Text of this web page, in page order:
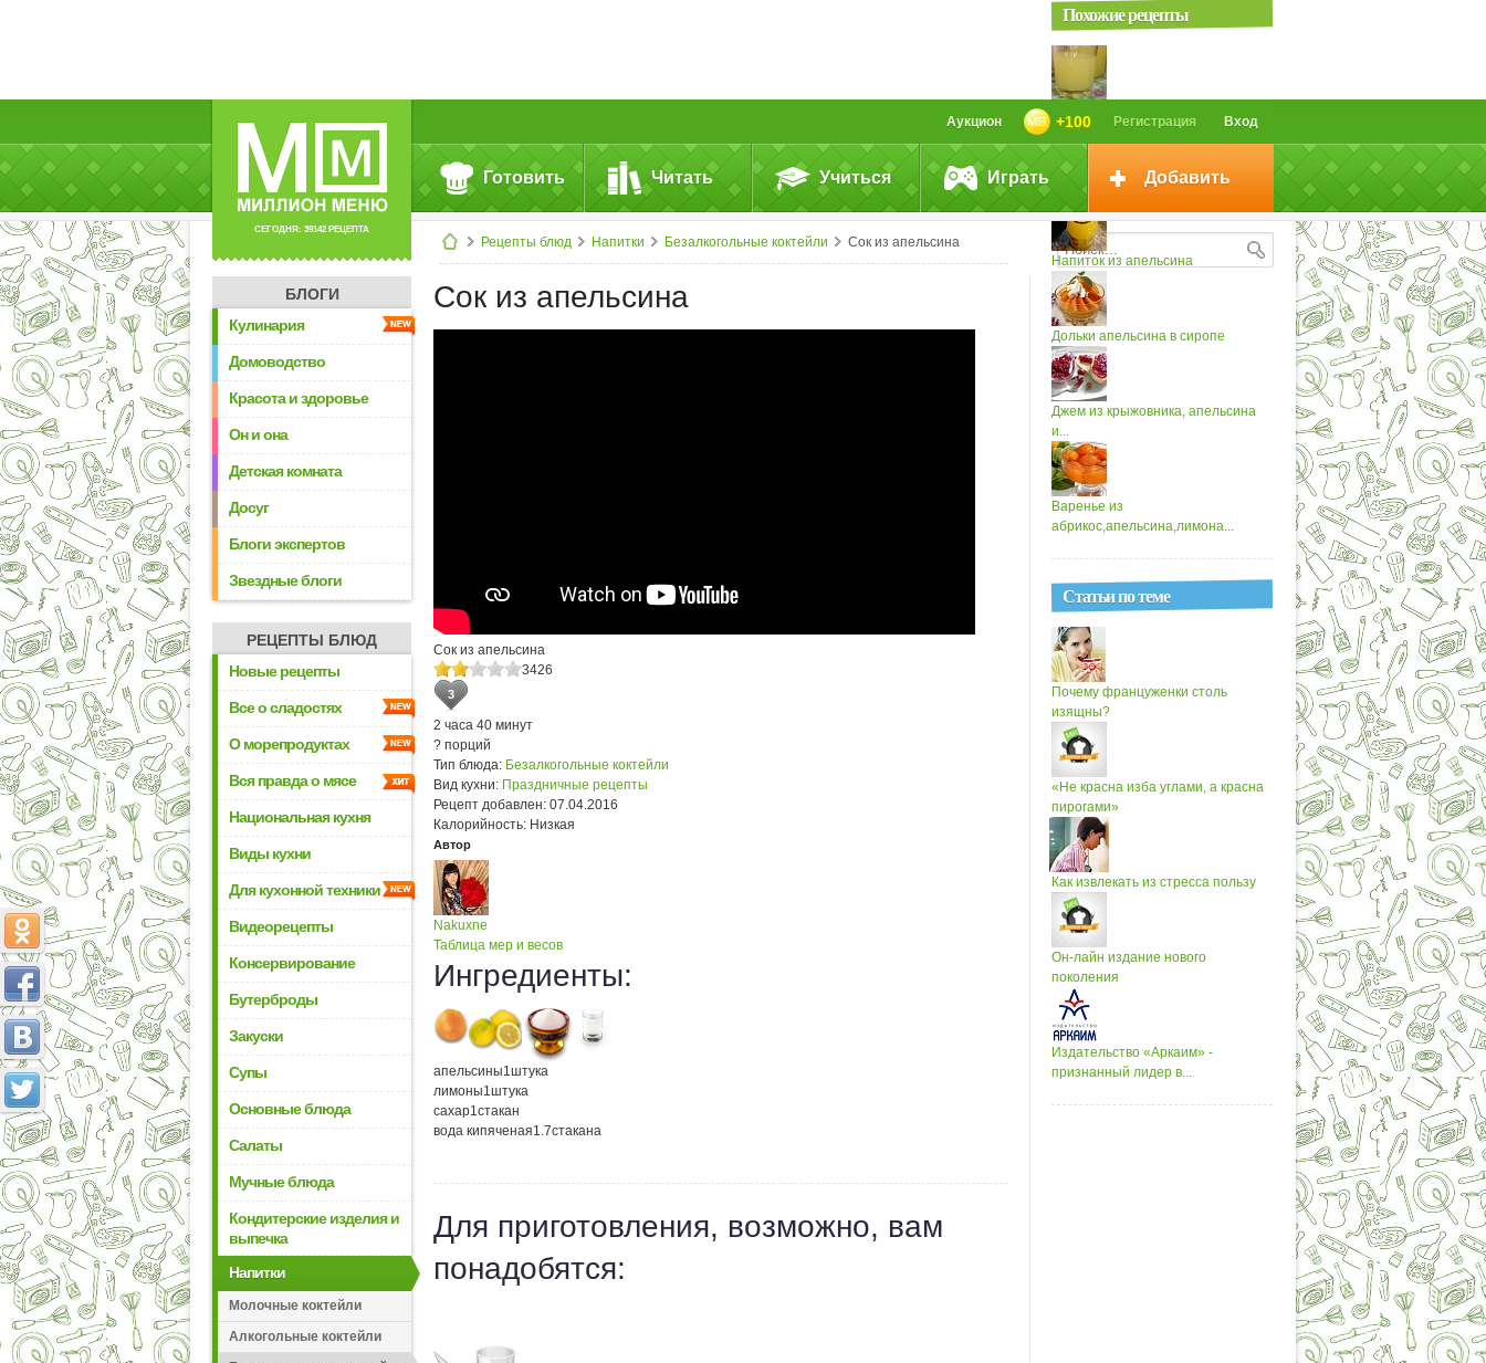
СЕГОДНЯ: 39142 РЕЦЕПТА
Вход
Регистрация
+100
Аукцион
Готовить Читать Учиться Играть Добавить
Рецепты блюд Напитки Безалкогольные коктейли Сок из апельсина
БЛОГИ
Кулинария
Домоводство
Красота и здоровье
Он и она
Детская комната
Досуг
Блоги экспертов
Звездные блоги
РЕЦЕПТЫ БЛЮД
Новые рецепты
Все о сладостях
О морепродуктах
Вся правда о мясе
Национальная кухня
Виды кухни
Для кухонной техники
Видеорецепты
Консервирование
Бутерброды
Закуски
Супы
Основные блюда
Салаты
Мучные блюда
Кондитерские изделия и
выпечка
Напитки
Молочные коктейли
Алкогольные коктейли
Сок из апельсина
Сок из апельсина
3426
3
2 часа 40 минут
? порций
Тип блюда: Безалкогольные коктейли
Вид кухни: Праздничные рецепты
Рецепт добавлен: 07.04.2016
Калорийность: Низкая
Автор
Nakuxne
Таблица мер и весов
Ингредиенты:
апельсины1штука
лимоны1штука
сахар1стакан
вода кипяченая1.7стакана
Для приготовления, возможно, вам
понадобятся:
Похожие рецепты
Роза из апельсина
Напиток из апельсина
Дольки апельсина в сиропе
Джем из крыжовника, апельсина
и...
Варенье из
абрикос,апельсина,лимона...
Статьи по теме
Почему француженки столь
изящны?
«Не красна изба углами, а красна
пирогами»
Как извлекать из стресса пользу
Он-лайн издание нового
поколения
Издательство «Аркаим» -
признанный лидер в...